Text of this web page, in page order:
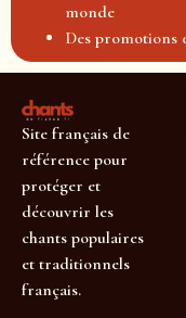
monde
Des promotions
Site français de
référence pour
protéger et
découvrir les
chants populaires
et traditionnels
français.